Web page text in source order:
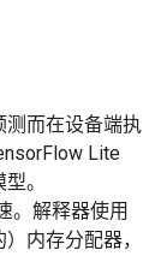
测而在设备端执
Lite
。
。解释器使用
内存分配器，